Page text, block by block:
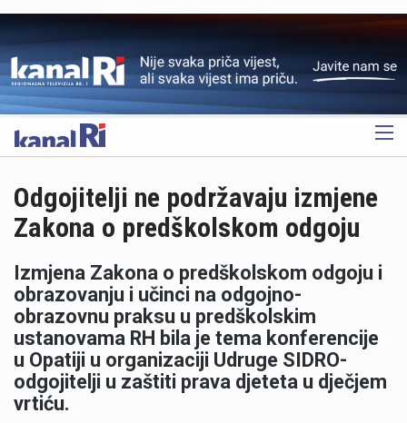
OGLAS
Odgojitelji ne podržavaju izmjene
Zakona o predškolskom odgoju
Izmjena Zakona o predškolskom odgoju i
obrazovanju i učinci na odgojno-
obrazovnu praksu u predškolskim
ustanovama RH bila je tema konferencije
u Opatiji u organizaciji Udruge SIDRO-
odgojitelji u zaštiti prava djeteta u dječjem
vrtiću.